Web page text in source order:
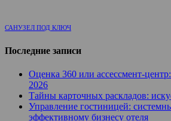
САНУЗЕЛ ПОД КЛЮЧ
Последние записи
Оценка 360 или ассессмент-
2026
Тайны карточных раскладов:
Управление гостиницей:
эффективному бизнесу отеля